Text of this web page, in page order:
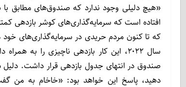
«هیچ دلیلی وجود ندارد که صندوق‌های مطابق
افتاده است که سرمایه‌گذاری‌های کوشر بازدهی
که تا کنون مردم حریدی در سرمایه‌گذاری‌های خود
سال ۲۰۲۲، این کار بازدهی ناچیزی را
صندوق در انتهای جدول بازدهی قرار داشت. دلیل
دهید، پاسخ این خواهد بود: «خاخام به من